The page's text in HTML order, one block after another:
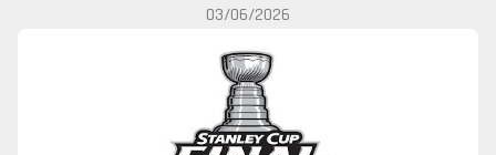
03/06/2026